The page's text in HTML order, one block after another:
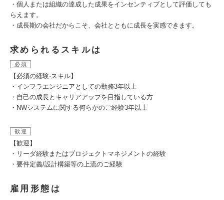
・個人または組織の達成した成果をインセンティブとして評価しても
らえます。
・成長期の会社だからこそ、会社とともに成長を実感できます。
求められるスキルは
必須
【必須の経験·スキル】
・インフラエンジニアとしての勤務3年以上
・自己の成長とキャリアアップを目指している方
・NWシステムに関する何らかのご経験3年以上
歓迎
【歓迎】
・リーダ経験またはプロジェクトマネジメントの経験
・要件定義/設計構築等の上流のご経験
雇用形態は